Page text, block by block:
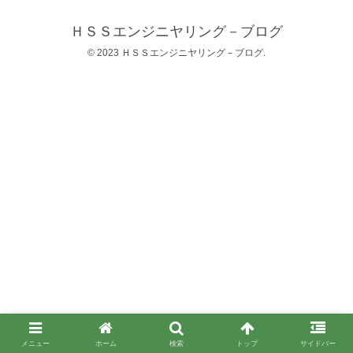
ＨＳＳエンジニヤリング－ブログ
© 2023 ＨＳＳエンジニヤリング－ブログ.
メニュー ホーム 検索 トップ サイドバー